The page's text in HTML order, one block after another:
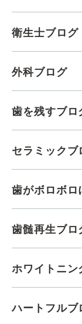
衛生士ブログ
外科ブログ
歯を残すブロ
セラミックブ
歯がボロボロ
歯髄再生ブロ
ホワイトニン
ハートフルブ